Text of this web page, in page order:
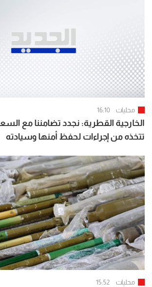
محليات 16:10
الخارجية القطرية: نجدد تضامننا مع
تتخذه من إجراءات لحفظ أمنها وسيادته
محليات 15:52